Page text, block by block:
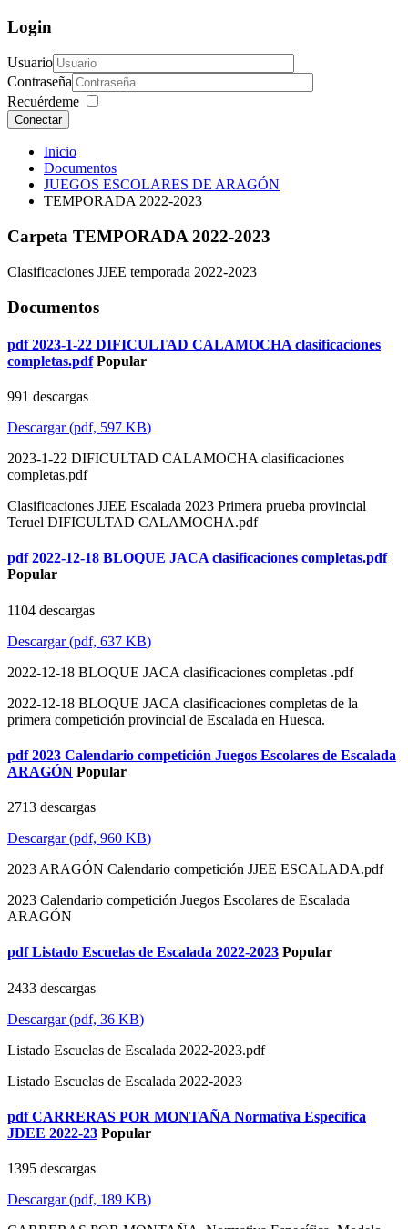
Login
Usuario
Contraseña
Recuérdeme
Conectar
Inicio
Documentos
JUEGOS ESCOLARES DE ARAGÓN
TEMPORADA 2022-2023
Carpeta TEMPORADA 2022-2023
Clasificaciones JJEE temporada 2022-2023
Documentos
pdf 2023-1-22 DIFICULTAD CALAMOCHA clasificaciones
completas.pdf Popular
991 descargas
Descargar(pdf, 597 KB)
2023-1-22 DIFICULTAD CALAMOCHA clasificaciones
completas.pdf
Clasificaciones JJEE Escalada 2023 Primera prueba provincial
Teruel DIFICULTAD CALAMOCHA.pdf
pdf 2022-12-18 BLOQUE JACA clasificaciones completas.pdf
Popular
1104 descargas
Descargar(pdf, 637 KB)
2022-12-18 BLOQUE JACA clasificaciones completas .pdf
2022-12-18 BLOQUE JACA clasificaciones completas de la
primera competición provincial de Escalada en Huesca.
pdf 2023 Calendario competición Juegos Escolares de Escalada
ARAGÓN Popular
2713 descargas
Descargar(pdf, 960 KB)
2023 ARAGÓN Calendario competición JJEE ESCALADA.pdf
2023 Calendario competición Juegos Escolares de Escalada
ARAGÓN
pdf Listado Escuelas de Escalada 2022-2023 Popular
2433 descargas
Descargar(pdf, 36 KB)
Listado Escuelas de Escalada 2022-2023.pdf
Listado Escuelas de Escalada 2022-2023
pdf CARRERAS POR MONTAÑA Normativa Específica
JDEE 2022-23 Popular
1395 descargas
Descargar(pdf, 189 KB)